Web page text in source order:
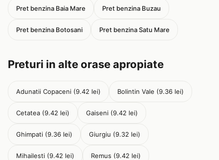
Pret benzina Baia Mare Pret benzina Buzau
Pret benzina Botosani Pret benzina Satu Mare
Preturi in alte orase apropiate
Adunatii Copaceni (9.42 lei) Bolintin Vale (9.36 lei)
Cetatea (9.42 lei) Gaiseni (9.42 lei)
Ghimpati (9.36 lei) Giurgiu (9.32 lei)
Mihailesti (9.42 lei) Remus (9.42 lei)